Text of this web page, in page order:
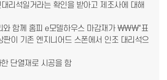
리석일거라는 확인을 받아고 제조사에 대해
리와 함께 홈피 e모델하우스 마감재가 \\\"표
기존 엔지니어드 스폰에서 인조 대리석으
단열재로 시공을 함